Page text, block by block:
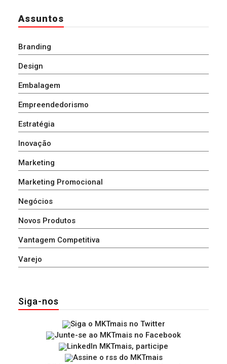
Assuntos
Branding
Design
Embalagem
Empreendedorismo
Estratégia
Inovação
Marketing
Marketing Promocional
Negócios
Novos Produtos
Vantagem Competitiva
Varejo
Siga-nos